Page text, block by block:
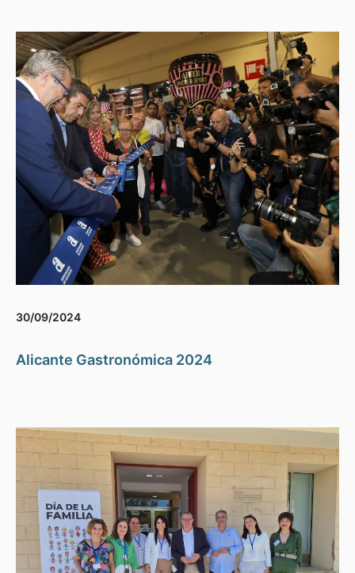
30/09/2024
Alicante Gastronómica 2024